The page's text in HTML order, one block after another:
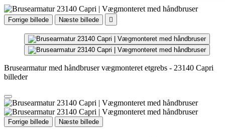
Forrige billede Næste billede 
Brusearmatur med håndbruser vægmonteret etgrebs - 23140 Capri
billeder
Forrige billede Næste billede